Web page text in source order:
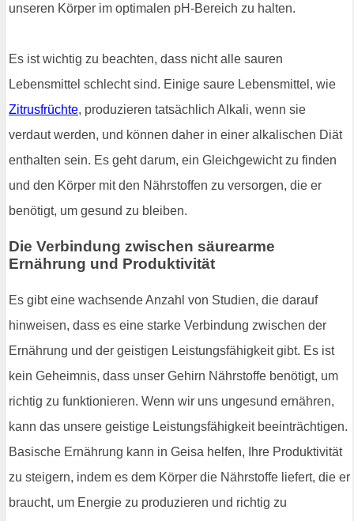
unseren Körper im optimalen pH-Bereich zu halten.
Es ist wichtig zu beachten, dass nicht alle sauren
Lebensmittel schlecht sind. Einige saure Lebensmittel, wie
Zitrusfrüchte, produzieren tatsächlich Alkali, wenn sie
verdaut werden, und können daher in einer alkalischen Diät
enthalten sein. Es geht darum, ein Gleichgewicht zu finden
und den Körper mit den Nährstoffen zu versorgen, die er
benötigt, um gesund zu bleiben.
Die Verbindung zwischen säurearme
Ernährung und Produktivität
Es gibt eine wachsende Anzahl von Studien, die darauf
hinweisen, dass es eine starke Verbindung zwischen der
Ernährung und der geistigen Leistungsfähigkeit gibt. Es ist
kein Geheimnis, dass unser Gehirn Nährstoffe benötigt, um
richtig zu funktionieren. Wenn wir uns ungesund ernähren,
kann das unsere geistige Leistungsfähigkeit beeinträchtigen.
Basische Ernährung kann in Geisa helfen, Ihre Produktivität
zu steigern, indem es dem Körper die Nährstoffe liefert, die er
braucht, um Energie zu produzieren und richtig zu